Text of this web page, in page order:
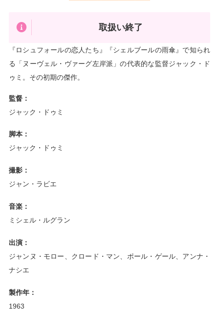
取扱い終了
『ロシュフォールの恋人たち』『シェルブールの雨傘』で知られ
る「ヌーヴェル・ヴァーグ左岸派」の代表的な監督ジャック・ド
ゥミ。その初期の傑作。
監督：
ジャック・ドゥミ
脚本：
ジャック・ドゥミ
撮影：
ジャン・ラビエ
音楽：
ミシェル・ルグラン
出演：
ジャンヌ・モロー、クロード・マン、ポール・ゲール、アンナ・
ナシエ
製作年：
1963